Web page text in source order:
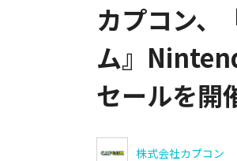
カプコン、
ム』
セールを開
株式会社カプコン